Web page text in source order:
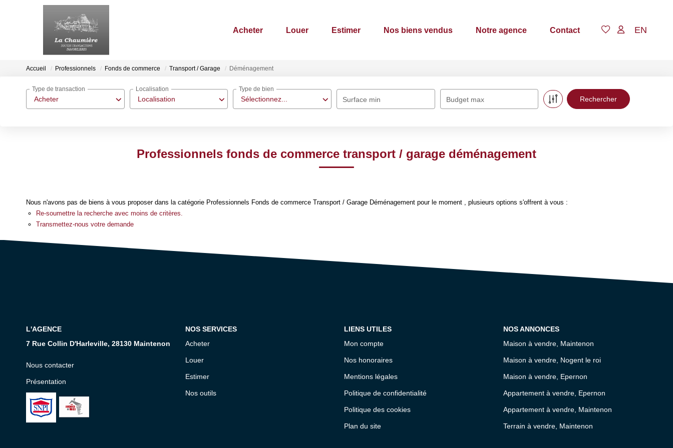
Acheter Louer Estimer Nos biens vendus Notre agence Contact EN
Accueil Professionnels Fonds de commerce Transport / Garage Déménagement
Acheter
Type de transaction
Localisation
Localisation
Sélectionnez...
Type de bien
Surface min Budget max
Professionnels fonds de commerce transport / garage déménagement
Nous n'avons pas de biens à vous proposer dans la catégorie Professionnels Fonds de commerce Transport / Garage Déménagement pour le moment , plusieurs options s'offrent à vous :
Re-soumettre la recherche avec moins de critères.
Transmettez-nous votre demande
L'AGENCE
7 Rue Collin D'Harleville, 28130 Maintenon
Nous contacter
Présentation
NOS SERVICES
Acheter
Louer
Estimer
Nos outils
LIENS UTILES
Mon compte
Nos honoraires
Mentions légales
Politique de confidentialité
Politique des cookies
Plan du site
NOS ANNONCES
Maison à vendre, Maintenon
Maison à vendre, Nogent le roi
Maison à vendre, Epernon
Appartement à vendre, Epernon
Appartement à vendre, Maintenon
Terrain à vendre, Maintenon